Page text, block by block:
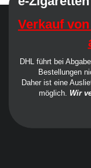
Verkauf
DHL führt bei
Bestellungen
Daher ist eine
möglich. Wir